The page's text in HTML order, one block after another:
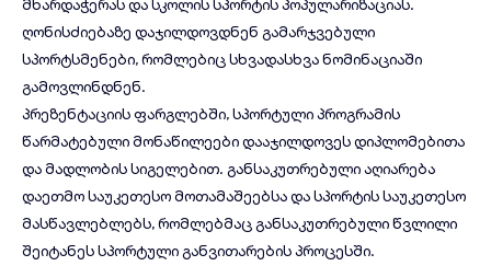
ღონისძიებაზე დაჯილდოვდნენ გამარჯვებული
სპორტსმენები, რომლებიც სხვადასხვა ნომინაციაში
გამოვლინდნენ.
პრეზენტაციის ფარგლებში, სპორტული პროგრამის
წარმატებული მონაწილეები დააჯილდოვეს დიპლომებითა
და მადლობის სიგელებით. განსაკუთრებული აღიარება
დაეთმო საუკეთესო მოთამაშეებსა და სპორტის საუკეთესო
მასწავლებლებს, რომლებმაც განსაკუთრებული წვლილი
შეიტანეს სპორტული განვითარების პროცესში.